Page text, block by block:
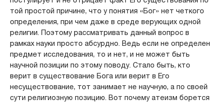
той простой причине, что у понятия «Бог» нет четкого
определения, при чем даже в среде верующих одной
религии. Поэтому рассматривать данный вопрос в
рамках науки просто абсурдно. Ведь если не определен
предмет исследования, то и нет, и не может быть
научной позиции по этому поводу. Стало быть, кто
верит в существование Бога или верит в Его
несуществование, тот занимает не научную, а по своей
сути религиозную позицию. Вот почему атеизм борется